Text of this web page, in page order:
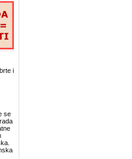
i
se